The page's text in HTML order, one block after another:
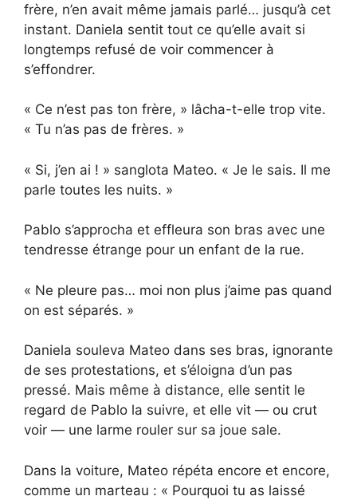
frère, n’en avait même jamais parlé… jusqu’à cet
instant. Daniela sentit tout ce qu’elle avait si
longtemps refusé de voir commencer à
s’effondrer.
« Ce n’est pas ton frère, » lâcha-t-elle trop vite.
« Tu n’as pas de frères. »
« Si, j’en ai ! » sanglota Mateo. « Je le sais. Il me
parle toutes les nuits. »
Pablo s’approcha et effleura son bras avec une
tendresse étrange pour un enfant de la rue.
« Ne pleure pas… moi non plus j’aime pas quand
on est séparés. »
Daniela souleva Mateo dans ses bras, ignorante
de ses protestations, et s’éloigna d’un pas
pressé. Mais même à distance, elle sentit le
regard de Pablo la suivre, et elle vit — ou crut
voir — une larme rouler sur sa joue sale.
Dans la voiture, Mateo répéta encore et encore,
comme un marteau : « Pourquoi tu as laissé